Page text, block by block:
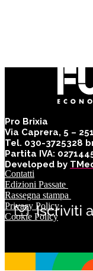
Pro Brixia
Via Caprera, 5 –
Tel. 030-3725328
Partita IVA:
Developed by
Contatti
Edizioni Passate
Rassegna stampa
Privacy Policy
Cookie Policy